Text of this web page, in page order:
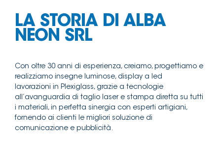
LA STORIA DI ALBA
NEON SRL
Con oltre 30 anni di esperienza, creiamo, progettiamo e
realizziamo insegne luminose, display a led
lavorazioni in Plexiglass, grazie a tecnologie
all’avanguardia di taglio laser e stampa diretta su tutti
i materiali, in perfetta sinergia con esperti artigiani,
fornendo ai clienti le migliori soluzione di
comunicazione e pubblicità.